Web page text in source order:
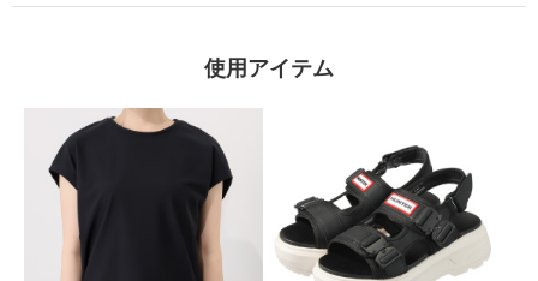
使用アイテム